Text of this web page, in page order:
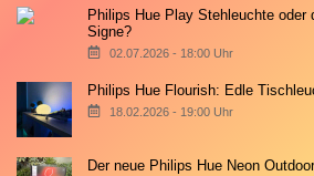
Philips Hue Play Stehleuchte oder
Signe?
02.07.2026 - 18:00 Uhr
Philips Hue Flourish: Edle
18.02.2026 - 19:00 Uhr
Der neue Philips Hue Neon